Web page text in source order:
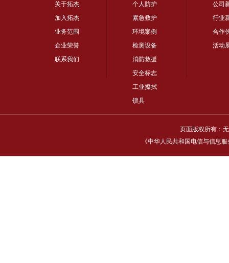
关于拓杰
加入拓杰
业务范围
企业荣誉
联系我们
个人防护
紧急救护
环境案例
检测设备
消防救援
安全标志
工业擦拭
锁具
公司
行业
合作
活动
页面版权所有：
《中华人民共和国电信与信息